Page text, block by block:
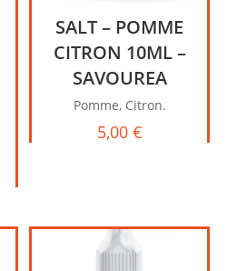
SALT – POMME
CITRON 10ML –
SAVOUREA
Pomme, Citron.
5,00 €